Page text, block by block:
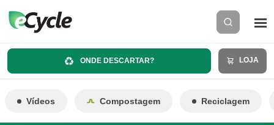
ONDE DESCARTAR? LOJA
Vídeos Compostagem Reciclagem